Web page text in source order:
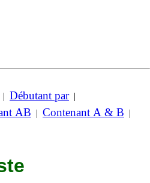
| Débutant par|
AB | Contenant A & B |